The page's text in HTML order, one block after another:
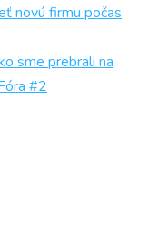
novú firmu počas
sme prebrali na
#2